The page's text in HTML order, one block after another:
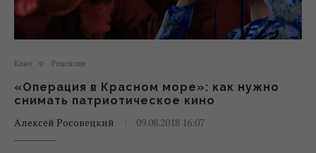
Кино Рецензии
«Операция в Красном море»: как нужно
снимать патриотическое кино
Алексей Росовецкий
09.08.2018 16:07